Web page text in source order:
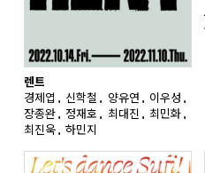
렌트
경제엽, 신학철, 양유연, 이우성,
장종완, 정재호, 최대진, 최민화,
최진욱, 하민지